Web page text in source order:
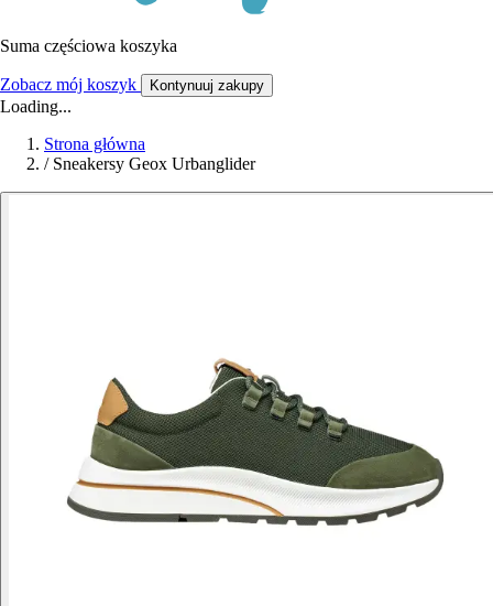
Suma częściowa koszyka
Zobacz mój koszyk Kontynuuj zakupy
Loading...
Strona główna
/ Sneakersy Geox Urbanglider